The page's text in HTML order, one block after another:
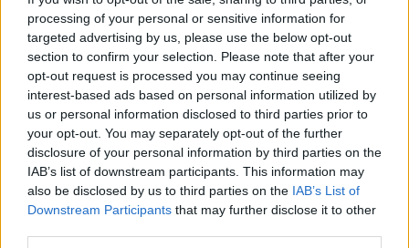
processing of your personal or sensitive information for
targeted advertising by us, please use the below opt-out
section to confirm your selection. Please note that after your
opt-out request is processed you may continue seeing
interest-based ads based on personal information utilized by
us or personal information disclosed to third parties prior to
your opt-out. You may separately opt-out of the further
disclosure of your personal information by third parties on the
IAB’s list of downstream participants. This information may
also be disclosed by us to third parties on the IAB’s List of
Downstream Participants that may further disclose it to other
Megismertem és elfogadom aGDPR-szabályzatot
Nem szeretne lemaradni semmiről? Csak egy kattintás, és hírlevelünk a
legfrissebb információkkal és exkluzív tartalmakkal hétről hétre
postaládájába érkezik!
A SZOL24 legfrissebb 24 cikke
A Tisza Párt Dr. Baka Andrást jelöli köztársasági elnöknek